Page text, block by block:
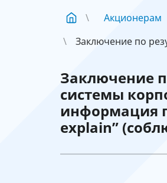
Акционерам
Заключение по
Заключение
системы
информация
explain”